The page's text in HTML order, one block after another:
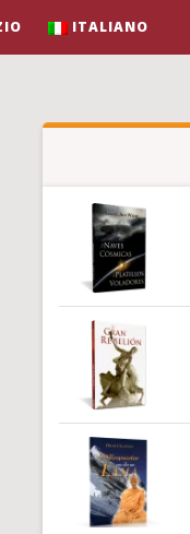
ITALIANO